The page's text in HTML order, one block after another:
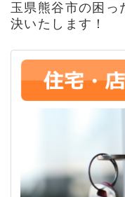
玉県熊谷市の困っ
決いたします！